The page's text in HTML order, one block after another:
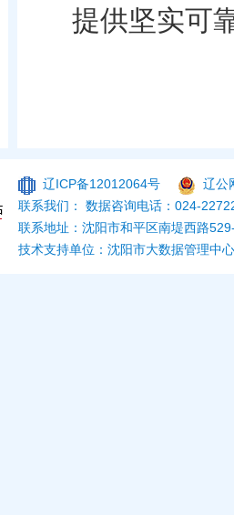
提供坚实可
辽ICP备12012064号
辽公
联系我们： 数据咨询电话：024-
联系地址：沈阳市和平区南堤西路
技术支持单位：沈阳市大数据管理中